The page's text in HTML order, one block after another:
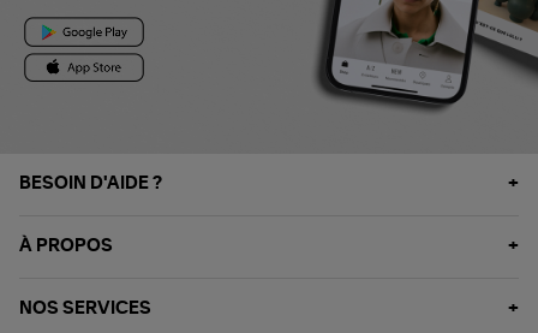
BESOIN D'AIDE ?
À PROPOS
NOS SERVICES